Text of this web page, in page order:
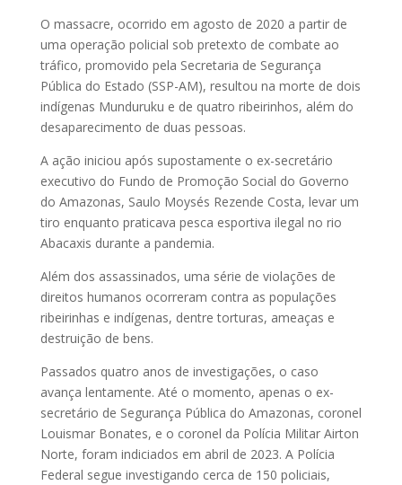
O massacre, ocorrido em agosto de 2020 a partir de
uma operação policial sob pretexto de combate ao
tráfico, promovido pela Secretaria de Segurança
Pública do Estado (SSP-AM), resultou na morte de dois
indígenas Munduruku e de quatro ribeirinhos, além do
desaparecimento de duas pessoas.
A ação iniciou após supostamente o ex-secretário
executivo do Fundo de Promoção Social do Governo
do Amazonas, Saulo Moysés Rezende Costa, levar um
tiro enquanto praticava pesca esportiva ilegal no rio
Abacaxis durante a pandemia.
Além dos assassinados, uma série de violações de
direitos humanos ocorreram contra as populações
ribeirinhas e indígenas, dentre torturas, ameaças e
destruição de bens.
Passados quatro anos de investigações, o caso
avança lentamente. Até o momento, apenas o ex-
secretário de Segurança Pública do Amazonas, coronel
Louismar Bonates, e o coronel da Polícia Militar Airton
Norte, foram indiciados em abril de 2023. A Polícia
Federal segue investigando cerca de 150 policiais,